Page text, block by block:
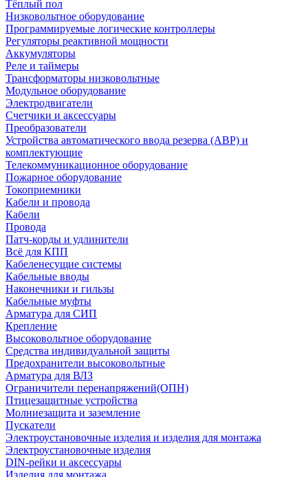
Тёплый пол
Низковольтное оборудование
Программируемые логические контроллеры
Регуляторы реактивной мощности
Аккумуляторы
Реле и таймеры
Трансформаторы низковольтные
Модульное оборудование
Электродвигатели
Счетчики и аксессуары
Преобразователи
Устройства автоматического ввода резерва (АВР) и
комплектующие
Телекоммуникационное оборудование
Пожарное оборудование
Токоприемники
Кабели и провода
Кабели
Провода
Патч-корды и удлинители
Всё для КПП
Кабеленесущие системы
Кабельные вводы
Наконечники и гильзы
Кабельные муфты
Арматура для СИП
Крепление
Высоковольтное оборудование
Средства индивидуальной защиты
Предохранители высоковольтные
Арматура для ВЛЗ
Ограничители перенапряжений(ОПН)
Птицезащитные устройства
Молниезащита и заземление
Пускатели
Электроустановочные изделия и изделия для монтажа
Электроустановочные изделия
DIN-рейки и аксессуары
Изделия для монтажа